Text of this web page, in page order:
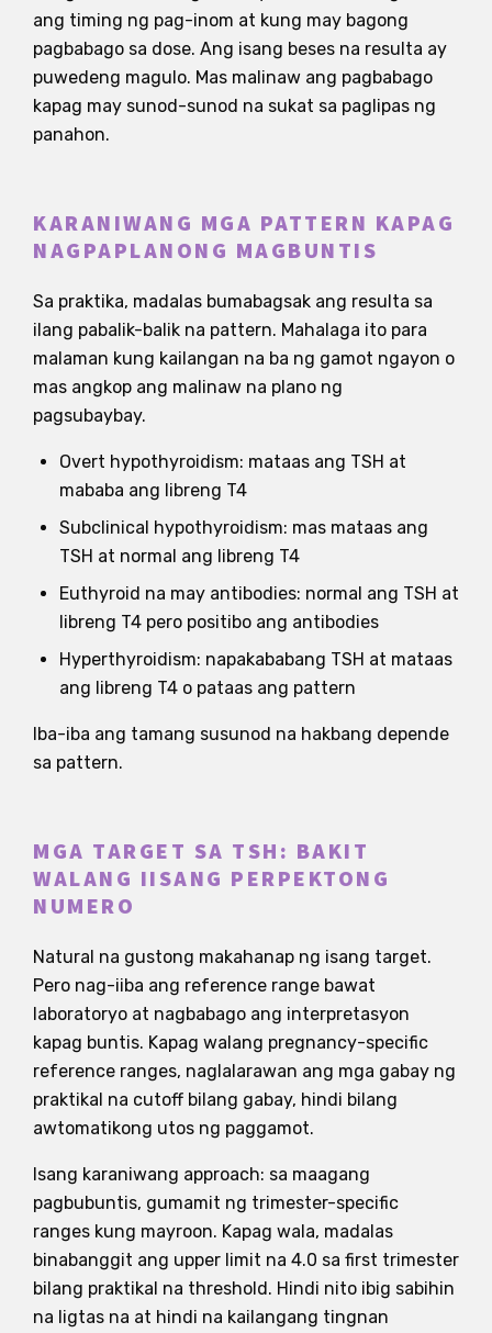
ang timing ng pag-inom at kung may bagong
pagbabago sa dose. Ang isang beses na resulta ay
puwedeng magulo. Mas malinaw ang pagbabago
kapag may sunod-sunod na sukat sa paglipas ng
panahon.
KARANIWANG MGA PATTERN KAPAG
NAGPAPLANONG MAGBUNTIS
Sa praktika, madalas bumabagsak ang resulta sa
ilang pabalik-balik na pattern. Mahalaga ito para
malaman kung kailangan na ba ng gamot ngayon o
mas angkop ang malinaw na plano ng
pagsubaybay.
Overt hypothyroidism: mataas ang TSH at
mababa ang libreng T4
Subclinical hypothyroidism: mas mataas ang
TSH at normal ang libreng T4
Euthyroid na may antibodies: normal ang TSH at
libreng T4 pero positibo ang antibodies
Hyperthyroidism: napakababang TSH at mataas
ang libreng T4 o pataas ang pattern
Iba-iba ang tamang susunod na hakbang depende
sa pattern.
MGA TARGET SA TSH: BAKIT
WALANG IISANG PERPEKTONG
NUMERO
Natural na gustong makahanap ng isang target.
Pero nag-iiba ang reference range bawat
laboratoryo at nagbabago ang interpretasyon
kapag buntis. Kapag walang pregnancy-specific
reference ranges, naglalarawan ang mga gabay ng
praktikal na cutoff bilang gabay, hindi bilang
awtomatikong utos ng paggamot.
Isang karaniwang approach: sa maagang
pagbubuntis, gumamit ng trimester-specific
ranges kung mayroon. Kapag wala, madalas
binabanggit ang upper limit na 4.0 sa first trimester
bilang praktikal na threshold. Hindi nito ibig sabihin
na ligtas na at hindi na kailangang tingnan